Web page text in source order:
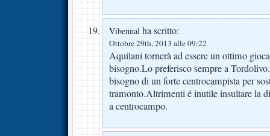
Vibennal ha scritto:
Ottobre 29th, 2013 alle 09:22
Aquilani tornerà ad essere un ottimo
bisogno.Lo preferisco sempre a
bisogno di un forte centrocampista per
tramonto.Altrimenti é inutile insultare la
a centrocampo.